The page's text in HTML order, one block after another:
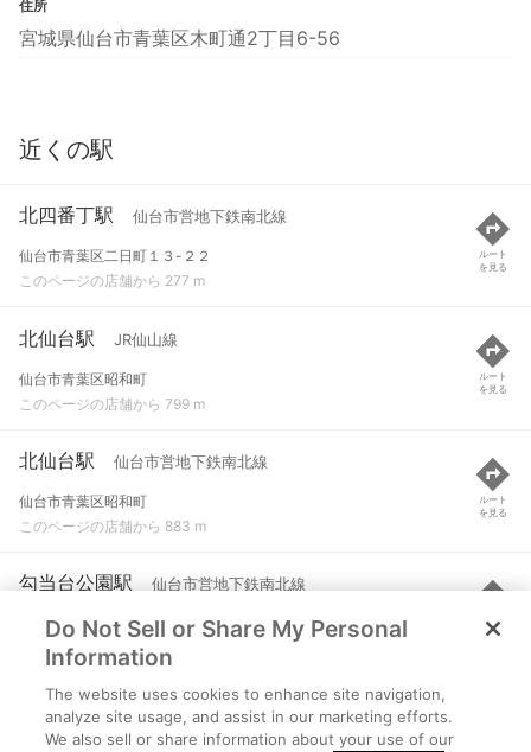
住所
宮城県仙台市青葉区木町通2丁目6-56
近くの駅
北四番丁駅 仙台市営地下鉄南北線
仙台市青葉区二日町１３-２２
このページの店舗から 277 m
ルート
を見る
北仙台駅 JR仙山線
仙台市青葉区昭和町
このページの店舗から 799 m
ルート
を見る
北仙台駅 仙台市営地下鉄南北線
仙台市青葉区昭和町
このページの店舗から 883 m
ルート
を見る
勾当台公園駅 仙台市営地下鉄南北線
仙台市青葉区本町３-９-２
このページの店舗から 954 m
ルート
を見る
広瀬通駅 仙台市営地下鉄南北線
仙台市青葉区中央２-１０-２２
Do Not Sell or Share My Personal
Information
The website uses cookies to enhance site navigation,
analyze site usage, and assist in our marketing efforts.
We also sell or share information about your use of our